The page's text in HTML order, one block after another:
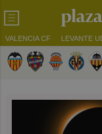
VALENCIA CF LEVANTE